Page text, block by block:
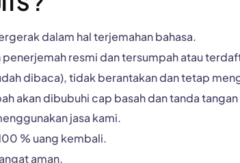
dalam hal terjemahan bahasa.
resmi dan tersumpah atau
dibaca), tidak berantakan dan tetap
akan dibubuhi cap basah dan tanda
jasa kami.
% uang kembali.
aman.